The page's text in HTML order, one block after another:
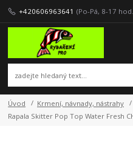
+420606963641 (Po-Pá, 8-17
Úvod Krmení, návnady, nástrahy
Rapala Skitter Pop Top Water Fresh